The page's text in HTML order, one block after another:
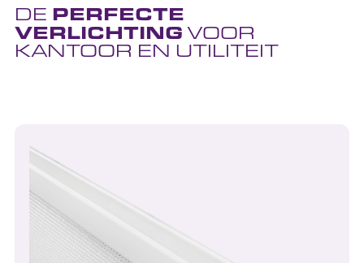
DE PERFECTE
VERLICHTING VOOR
KANTOOR EN UTILITEIT